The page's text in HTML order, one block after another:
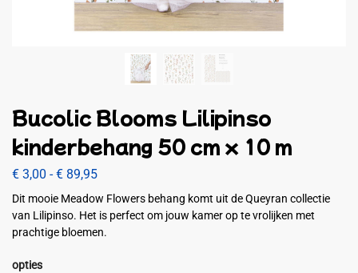
Bucolic Blooms Lilipinso
kinderbehang 50 cm x 10 m
€ 3,00 - € 89,95
Dit mooie Meadow Flowers behang komt uit de Queyran collectie
van Lilipinso. Het is perfect om jouw kamer op te vrolijken met
prachtige bloemen.
opties